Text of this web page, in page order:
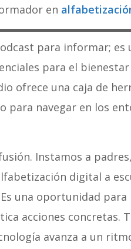
en
para informar;
para el
ofrece una caja de
para navegar en los
Instamos a
digital a
Es una oportunidad
acciones concretas.
avanza a un